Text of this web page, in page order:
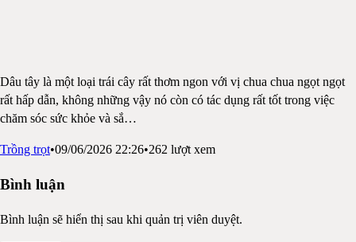
Dâu tây là một loại trái cây rất thơm ngon với vị chua chua ngọt ngọt
rất hấp dẫn, không những vậy nó còn có tác dụng rất tốt trong việc
chăm sóc sức khỏe và sắ…
Trồng trọt•09/06/2026 22:26•262 lượt xem
Bình luận
Bình luận sẽ hiển thị sau khi quản trị viên duyệt.